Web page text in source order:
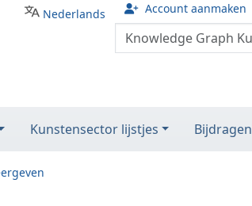
Nederlands Account aanmaken
Kunstensector lijstjes Bijdragen